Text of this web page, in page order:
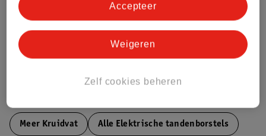
Gemiddelde voor Mondhygiëne: 36%
Hogere score betekent lagere impact
Bestel & Bezorginformatie
Meer Kruidvat Alle Elektrische tandenborstels
Zelf cookies beheren
Weigeren
Accepteer